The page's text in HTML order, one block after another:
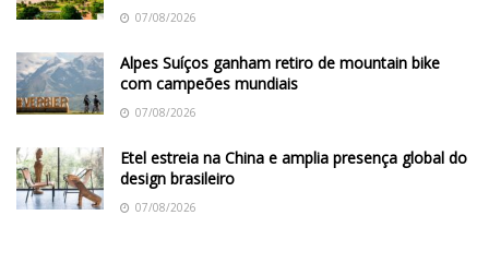
07/08/2026
Alpes Suíços ganham retiro de mountain bike
com campeões mundiais
07/08/2026
Etel estreia na China e amplia presença global do
design brasileiro
07/08/2026